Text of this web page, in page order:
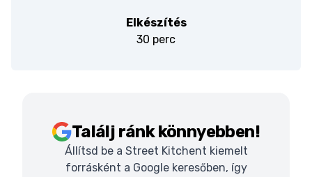
Elkészítés
30 perc
Találj ránk könnyebben!
Állítsd be a Street Kitchent kiemelt
forrásként a Google keresőben, így